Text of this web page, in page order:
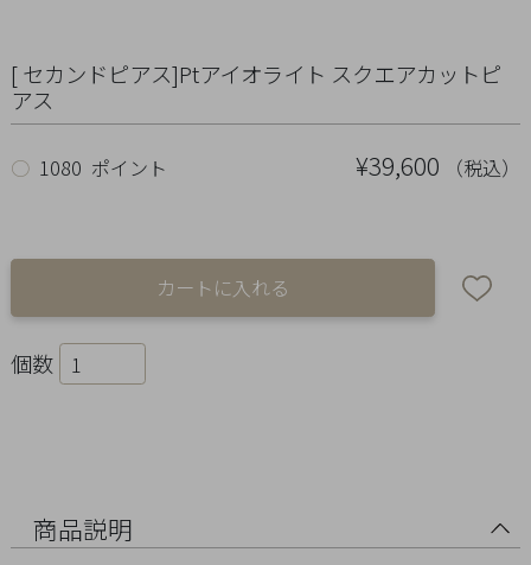
[ セカンドピアス]Ptアイオライト スクエアカットピ
アス
¥39,600 （税込）
○ 1080 ポイント
個数
商品説明
Pierced
Earrings
Bracelet